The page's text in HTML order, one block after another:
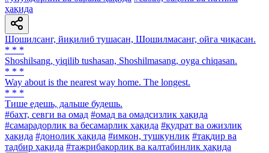
ҳақида
Шошилсанг, йиқилиб тушасан, Шошилмасанг, ойга чиқасан.
* * *
Shoshilsang, yiqilib tushasan, Shoshilmasang, oyga chiqasan.
* * *
Way about is the nearest way home. The longest.
* * *
Тише едешь, дальше будешь.
#бахт, севги ва омад #омад ва омадсизлик ҳақида
#самарадорлик ва бесамарлик ҳақида #қудрат ва ожизлик
ҳақида #донолик ҳақида #имкон, тушкунлик #тақдир ва
тадбир ҳақида #тажрибакорлик ва калтабинлик ҳақида